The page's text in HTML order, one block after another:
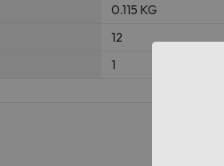
0.115 KG
12
1